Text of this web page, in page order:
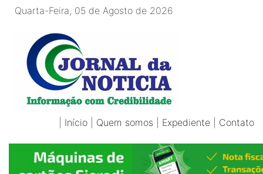
Quarta-Feira, 05 de Agosto de 2026
Início Quem somos Expediente Contato